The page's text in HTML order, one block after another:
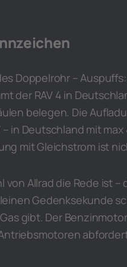
Doppelrohr –
der RAV 4 in
belegen. Die
– in Deutschland mit
mit Gleichstrom ist
von Allrad die Rede ist
Gedenksekunde
gibt. Der